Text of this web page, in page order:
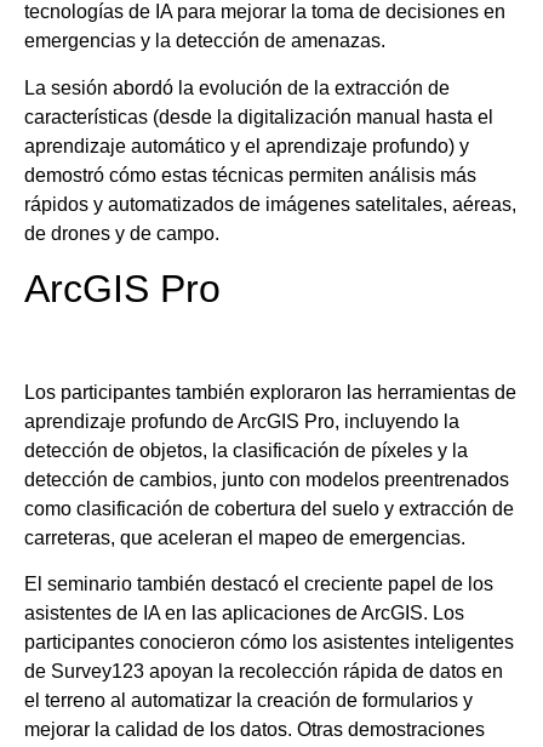
tecnologías de IA para mejorar la toma de decisiones en
emergencias y la detección de amenazas.
La sesión abordó la evolución de la extracción de
características (desde la digitalización manual hasta el
aprendizaje automático y el aprendizaje profundo) y
demostró cómo estas técnicas permiten análisis más
rápidos y automatizados de imágenes satelitales, aéreas,
de drones y de campo.
ArcGIS Pro
Los participantes también exploraron las herramientas de
aprendizaje profundo de ArcGIS Pro, incluyendo la
detección de objetos, la clasificación de píxeles y la
detección de cambios, junto con modelos preentrenados
como clasificación de cobertura del suelo y extracción de
carreteras, que aceleran el mapeo de emergencias.
El seminario también destacó el creciente papel de los
asistentes de IA en las aplicaciones de ArcGIS. Los
participantes conocieron cómo los asistentes inteligentes
de Survey123 apoyan la recolección rápida de datos en
el terreno al automatizar la creación de formularios y
mejorar la calidad de los datos. Otras demostraciones